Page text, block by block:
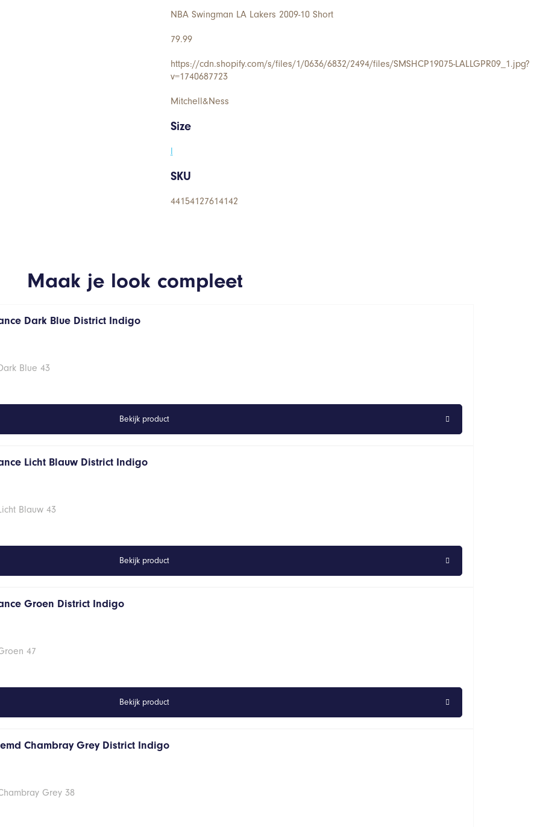
NBA Swingman LA Lakers 2009-10 Short
79.99
https://cdn.shopify.com/s/files/1/0636/6832/2494/files/SMSHCP19075-LALLGPR09_1.jpg?
v=1740687723
Mitchell&Ness
Size
l
SKU
44154127614142
Maak je look compleet
Dark Blue District Indigo
Blue 43
Bekijk product
Licht Blauw District Indigo
Blauw 43
Bekijk product
Groen District Indigo
47
Bekijk product
Chambray Grey District Indigo
Grey 38